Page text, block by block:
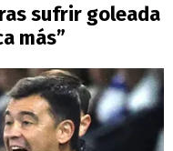
sufrir goleada
más”